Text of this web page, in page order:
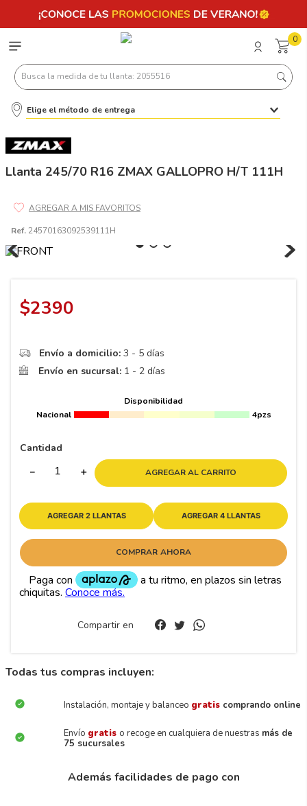
0
Busca la medida de tu llanta: 2055516
Elige el método de entrega
Llanta 245/70 R16 ZMAX GALLOPRO H/T 111H
Ref. 24570163092539111H
$2390
Envío a domicilio: 3 - 5 días
Envío en sucursal: 1 - 2 días
Disponibilidad
Nacional
4pzs
Cantidad
＋
－ AGREGAR AL CARRITO
AGREGAR 2 LLANTAS AGREGAR 4 LLANTAS
COMPRAR AHORA
Compartir en
Todas tus compras incluyen:
Instalación, montaje y balanceo gratis comprando online
Envío gratis o recoge en cualquiera de nuestras más de
75 sucursales
Además facilidades de pago con
Términos más buscados
10.
175